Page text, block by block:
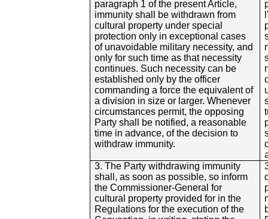
paragraph 1 of the present Article,
immunity shall be withdrawn from
cultural property under special
protection only in exceptional cases
of unavoidable military necessity, and
only for such time as that necessity
continues. Such necessity can be
established only by the officer
commanding a force the equivalent of
a division in size or larger. Whenever
circumstances permit, the opposing
Party shall be notified, a reasonable
time in advance, of the decision to
withdraw immunity.
3. The Party withdrawing immunity
shall, as soon as possible, so inform
the Commissioner-General for
cultural property provided for in the
Regulations for the execution of the